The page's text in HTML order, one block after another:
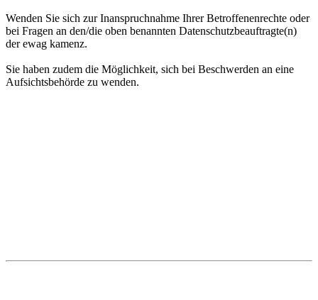
Wenden Sie sich zur Inanspruchnahme Ihrer Betroffenenrechte oder
bei Fragen an den/die oben benannten Datenschutzbeauftragte(n)
der ewag kamenz.
Sie haben zudem die Möglichkeit, sich bei Beschwerden an eine
Aufsichtsbehörde zu wenden.